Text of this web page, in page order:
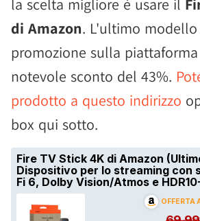
la scelta migliore è usare il
di Amazon. L'ultimo
promozione sulla
notevole sconto del 43%.
prodotto a questo indirizzo
box qui sotto.